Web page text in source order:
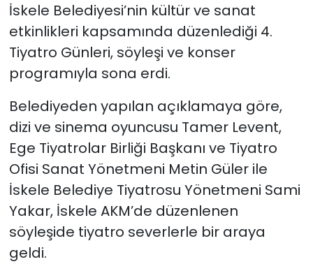
İskele Belediyesi’nin kültür ve sanat
etkinlikleri kapsamında düzenlediği 4.
Tiyatro Günleri, söyleşi ve konser
programıyla sona erdi.
Belediyeden yapılan açıklamaya göre,
dizi ve sinema oyuncusu Tamer Levent,
Ege Tiyatrolar Birliği Başkanı ve Tiyatro
Ofisi Sanat Yönetmeni Metin Güler ile
İskele Belediye Tiyatrosu Yönetmeni Sami
Yakar, İskele AKM’de düzenlenen
söyleşide tiyatro severlerle bir araya
geldi.
Politika
SAĞLIK
Teknoloji
TÜRKiYE
Video Galeri
YAŞAM